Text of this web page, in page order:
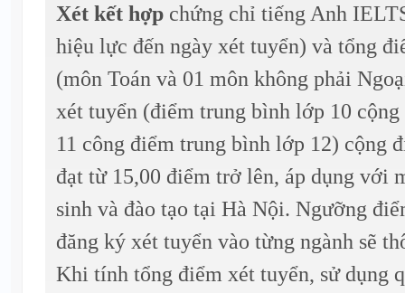
Xét kết hợp chứng chỉ tiếng Anh
hiệu lực đến ngày xét tuyển) và tổng
(môn Toán và 01 môn không phải
xét tuyển (điểm trung bình lớp 10
11 công điểm trung bình lớp 12) cộng
đạt từ 15,00 điểm trở lên, áp dụng với
sinh và đào tạo tại Hà Nội. Ngưỡng
đăng ký xét tuyển vào từng ngành sẽ
Khi tính tổng điểm xét tuyển, sử dụng